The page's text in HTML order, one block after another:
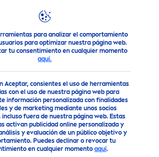
para analizar el comportamiento
para optimizar nuestra página web.
tu consentimiento en cualquier momento
aquí.
Aceptar, consientes el uso de herramientas
con el uso de nuestra página web para
información personalizada con finalidades
y de marketing mediante unos socios
incluso fuera de nuestra página web. Estas
activan publicidad online personalizada y
y evaluación de un público objetivo y
Puedes declinar o revocar tu
en cualquier momento aquí.
para la Piel ¿Qué hace un sérum